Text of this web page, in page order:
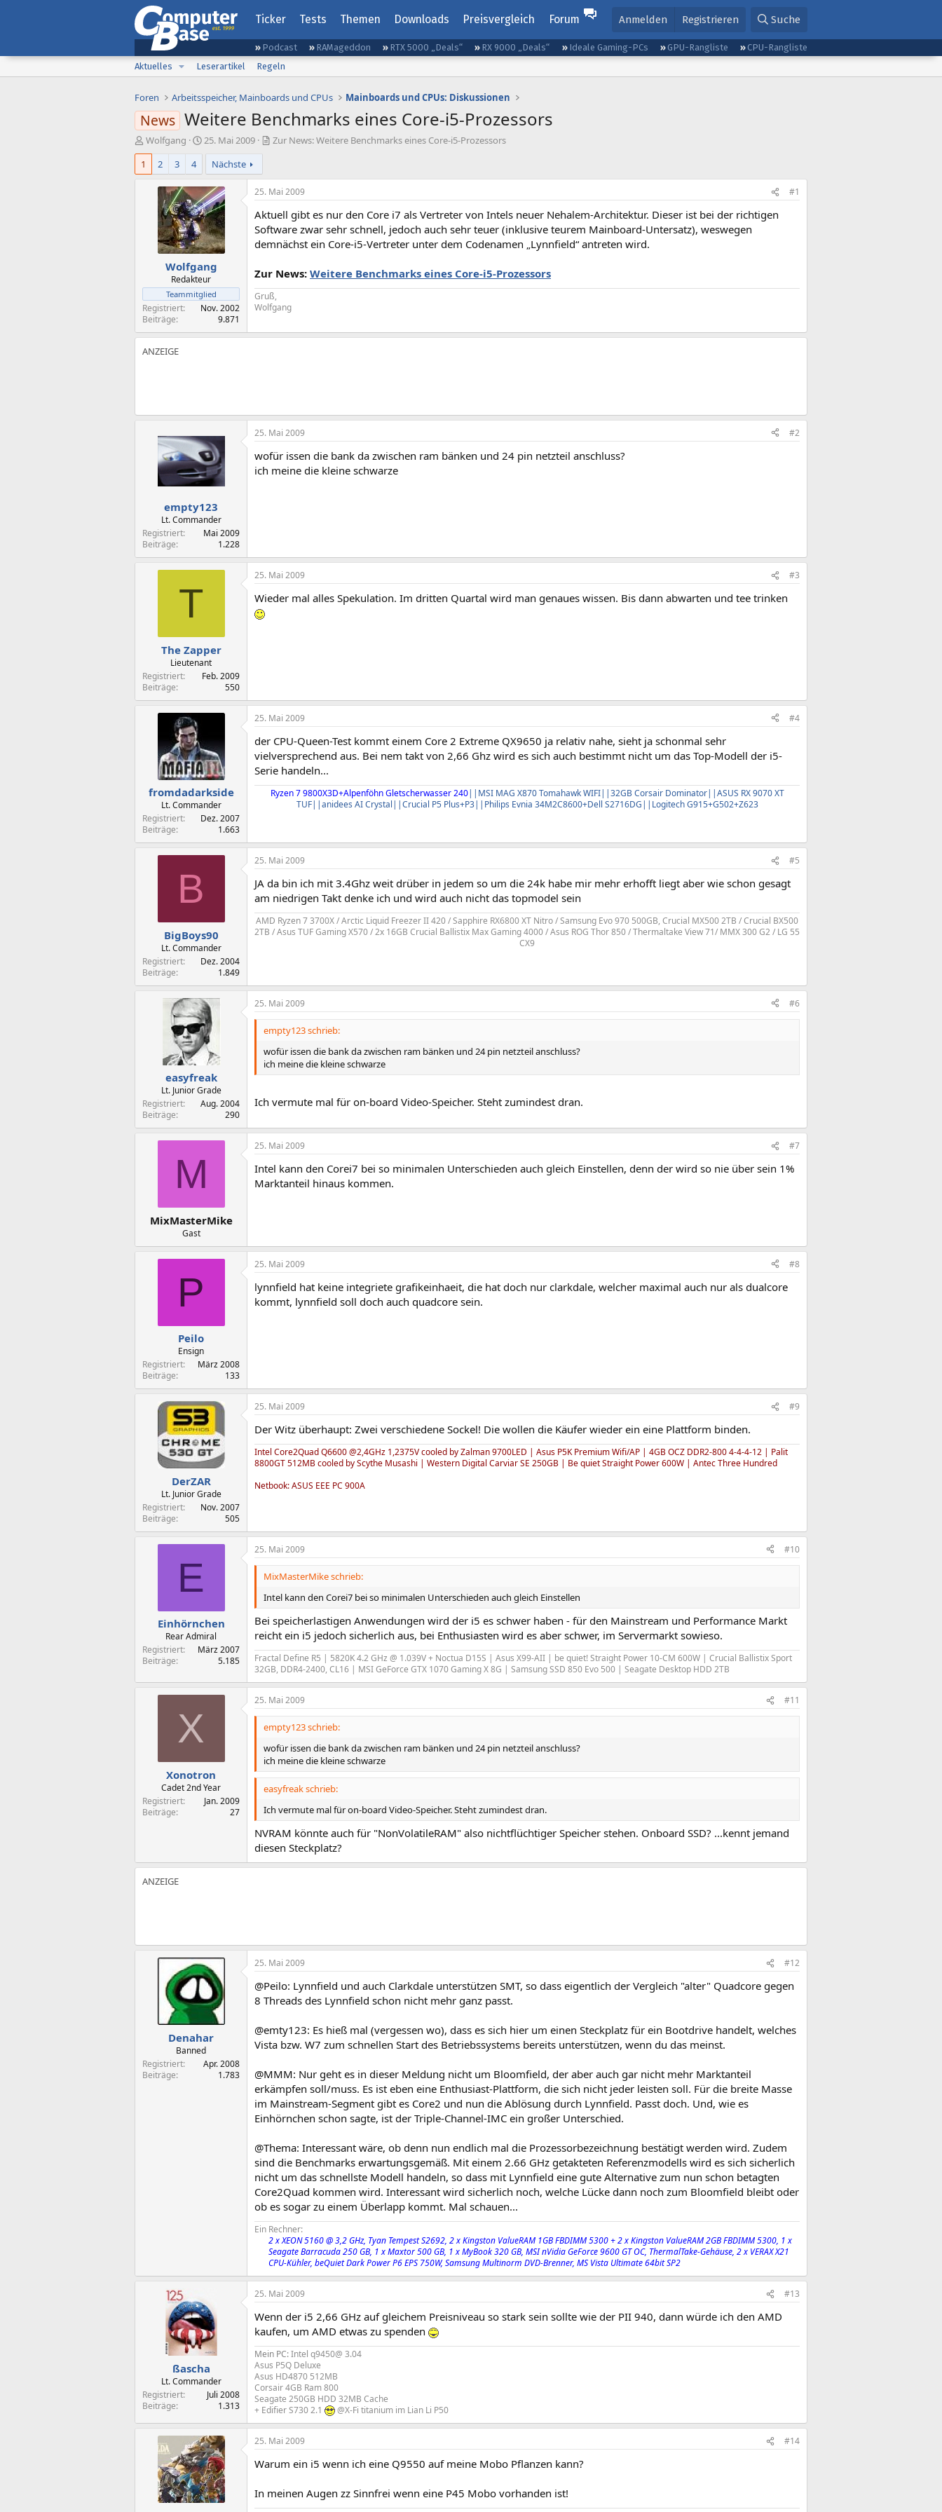
Ticker Tests Themen Downloads Preisvergleich Forum Anmelden Registrieren Suche
Podcast RAMageddon RTX 5000 „Deals“ RX 9000 „Deals“ Ideale Gaming-PCs GPU-Rangliste
CPU-Rangliste
Aktuelles
Leserartikel Regeln
Foren Arbeitsspeicher, Mainboards und CPUs Mainboards und CPUs: Diskussionen
News Weitere Benchmarks eines Core-i5-Prozessors
E
r
t
Wolfgang
E
t
e
l
l
t
a
m
25. Mai 2009
Zur News: Weitere Benchmarks eines Core-i5-Prozessors
1
2 3 4 Nächste
Wolfgang
Redakteur
Teammitglied
Registriert
Nov. 2002
Beiträge
9.871
25. Mai 2009 #1
Aktuell gibt es nur den Core i7 als Vertreter von Intels neuer Nehalem-Architektur. Dieser ist bei der richtigen
Software zwar sehr schnell, jedoch auch sehr teuer (inklusive teurem Mainboard-Untersatz), weswegen
demnächst ein Core-i5-Vertreter unter dem Codenamen „Lynnfield“ antreten wird.
Zur News: Weitere Benchmarks eines Core-i5-Prozessors
Gruß,
Wolfgang
empty123
Lt. Commander
Registriert
Mai 2009
Beiträge
1.228
25. Mai 2009 #2
wofür issen die bank da zwischen ram bänken und 24 pin netzteil anschluss?
ich meine die kleine schwarze
T
The Zapper
Lieutenant
Registriert
Feb. 2009
Beiträge
550
25. Mai 2009 #3
Wieder mal alles Spekulation. Im dritten Quartal wird man genaues wissen. Bis dann abwarten und tee trinken
fromdadarkside
Lt. Commander
Registriert
Dez. 2007
Beiträge
1.663
25. Mai 2009 #4
der CPU-Queen-Test kommt einem Core 2 Extreme QX9650 ja relativ nahe, sieht ja schonmal sehr
vielversprechend aus. Bei nem takt von 2,66 Ghz wird es sich auch bestimmt nicht um das Top-Modell der i5-
Serie handeln...
Ryzen 7 9800X3D+Alpenföhn Gletscherwasser 240| |MSI MAG X870 Tomahawk WIFI| |32GB Corsair Dominator||ASUS RX 9070 XT
TUF| |anidees AI Crystal| |Crucial P5 Plus+P3| |Philips Evnia 34M2C8600+Dell S2716DG||Logitech G915+G502+Z623
B
BigBoys90
Lt. Commander
Registriert
Dez. 2004
Beiträge
1.849
25. Mai 2009 #5
JA da bin ich mit 3.4Ghz weit drüber in jedem so um die 24k habe mir mehr erhofft liegt aber wie schon gesagt
am niedrigen Takt denke ich und wird auch nicht das topmodel sein
AMD Ryzen 7 3700X / Arctic Liquid Freezer II 420 / Sapphire RX6800 XT Nitro / Samsung Evo 970 500GB, Crucial MX500 2TB / Crucial BX500
2TB / Asus TUF Gaming X570 / 2x 16GB Crucial Ballistix Max Gaming 4000 / Asus ROG Thor 850 / Thermaltake View 71/ MMX 300 G2 / LG 55
CX9​
easyfreak
Lt. Junior Grade
Registriert
Aug. 2004
Beiträge
290
25. Mai 2009 #6
empty123 schrieb:
wofür issen die bank da zwischen ram bänken und 24 pin netzteil anschluss?
ich meine die kleine schwarze
Ich vermute mal für on-board Video-Speicher. Steht zumindest dran.
M
MixMasterMike
Gast
25. Mai 2009 #7
Intel kann den Corei7 bei so minimalen Unterschieden auch gleich Einstellen, denn der wird so nie über sein 1%
Marktanteil hinaus kommen.
P
Peilo
Ensign
Registriert
März 2008
Beiträge
133
25. Mai 2009 #8
lynnfield hat keine integriete grafikeinhaeit, die hat doch nur clarkdale, welcher maximal auch nur als dualcore
kommt, lynnfield soll doch auch quadcore sein.
DerZAR
Lt. Junior Grade
Registriert
Nov. 2007
Beiträge
505
25. Mai 2009 #9
Der Witz überhaupt: Zwei verschiedene Sockel! Die wollen die Käufer wieder ein eine Plattform binden.
Intel Core2Quad Q6600 @2,4GHz 1,2375V cooled by Zalman 9700LED | Asus P5K Premium Wifi/AP | 4GB OCZ DDR2-800 4-4-4-12 | Palit
8800GT 512MB cooled by Scythe Musashi | Western Digital Carviar SE 250GB | Be quiet Straight Power 600W | Antec Three Hundred
Netbook: ASUS EEE PC 900A
E
Einhörnchen
Rear Admiral
Registriert
März 2007
Beiträge
5.185
25. Mai 2009 #10
MixMasterMike schrieb:
Intel kann den Corei7 bei so minimalen Unterschieden auch gleich Einstellen
Bei speicherlastigen Anwendungen wird der i5 es schwer haben - für den Mainstream und Performance Markt
reicht ein i5 jedoch sicherlich aus, bei Enthusiasten wird es aber schwer, im Servermarkt sowieso.
Fractal Define R5 | 5820K 4.2 GHz @ 1.039V + Noctua D15S | Asus X99-AII | be quiet! Straight Power 10-CM 600W | Crucial Ballistix Sport
32GB, DDR4-2400, CL16 | MSI GeForce GTX 1070 Gaming X 8G | Samsung SSD 850 Evo 500 | Seagate Desktop HDD 2TB
X
Xonotron
Cadet 2nd Year
Registriert
Jan. 2009
Beiträge
27
25. Mai 2009 #11
empty123 schrieb:
wofür issen die bank da zwischen ram bänken und 24 pin netzteil anschluss?
ich meine die kleine schwarze
easyfreak schrieb:
Ich vermute mal für on-board Video-Speicher. Steht zumindest dran.
NVRAM könnte auch für "NonVolatileRAM" also nichtflüchtiger Speicher stehen. Onboard SSD? ...kennt jemand
diesen Steckplatz?
Denahar
Banned
Registriert
Apr. 2008
Beiträge
1.783
25. Mai 2009 #12
@Peilo: Lynnfield und auch Clarkdale unterstützen SMT, so dass eigentlich der Vergleich "alter" Quadcore gegen
8 Threads des Lynnfield schon nicht mehr ganz passt.
@emty123: Es hieß mal (vergessen wo), dass es sich hier um einen Steckplatz für ein Bootdrive handelt, welches
Vista bzw. W7 zum schnellen Start des Betriebssystems bereits unterstützen, wenn du das meinst.
@MMM: Nur geht es in dieser Meldung nicht um Bloomfield, der aber auch gar nicht mehr Marktanteil
erkämpfen soll/muss. Es ist eben eine Enthusiast-Plattform, die sich nicht jeder leisten soll. Für die breite Masse
im Mainstream-Segment gibt es Core2 und nun die Ablösung durch Lynnfield. Passt doch. Und, wie es
Einhörnchen schon sagte, ist der Triple-Channel-IMC ein großer Unterschied.
@Thema: Interessant wäre, ob denn nun endlich mal die Prozessorbezeichnung bestätigt werden wird. Zudem
sind die Benchmarks erwartungsgemäß. Mit einem 2.66 GHz getakteten Referenzmodells wird es sich sicherlich
nicht um das schnellste Modell handeln, so dass mit Lynnfield eine gute Alternative zum nun schon betagten
Core2Quad kommen wird. Interessant wird sicherlich noch, welche Lücke dann noch zum Bloomfield bleibt oder
ob es sogar zu einem Überlapp kommt. Mal schauen...
Ein Rechner:
2 x XEON 5160 @ 3,2 GHz, Tyan Tempest S2692, 2 x Kingston ValueRAM 1GB FBDIMM 5300 + 2 x Kingston ValueRAM 2GB FBDIMM 5300, 1 x
Seagate Barracuda 250 GB, 1 x Maxtor 500 GB, 1 x MyBook 320 GB, MSI nVidia GeForce 9600 GT OC, ThermalTake-Gehäuse, 2 x VERAX X21
CPU-Kühler, beQuiet Dark Power P6 EPS 750W, Samsung Multinorm DVD-Brenner, MS Vista Ultimate 64bit SP2
ßascha
Lt. Commander
Registriert
Juli 2008
Beiträge
1.313
25. Mai 2009 #13
Wenn der i5 2,66 GHz auf gleichem Preisniveau so stark sein sollte wie der PII 940, dann würde ich den AMD
kaufen, um AMD etwas zu spenden
Mein PC:Intel q9450@ 3.04
Asus P5Q Deluxe
Asus HD4870 512MB
Corsair 4GB Ram 800
Seagate 250GB HDD 32MB Cache
+ Edifier S730 2.1
@X-Fi titanium im Lian Li P50
25. Mai 2009 #14
Warum ein i5 wenn ich eine Q9550 auf meine Mobo Pflanzen kann?
In meinen Augen zz Sinnfrei wenn eine P45 Mobo vorhanden ist!